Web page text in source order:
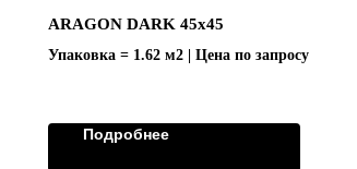
ARAGON DARK 45x45
Упаковка = 1.62 м2 | Цена по запросу
Подробнее